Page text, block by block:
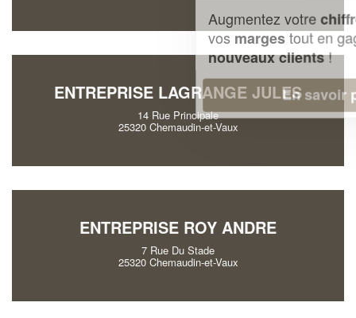
ENTREPRISE LAGRANGE JULES
14 Rue Principale
25320 Chemaudin-et-Vaux
ENTREPRISE ROY ANDRE
7 Rue Du Stade
25320 Chemaudin-et-Vaux
Augmentez votrechiffre d'affaireset
vosmargestout en gagnant de
nouveaux clients!
En savoir plus